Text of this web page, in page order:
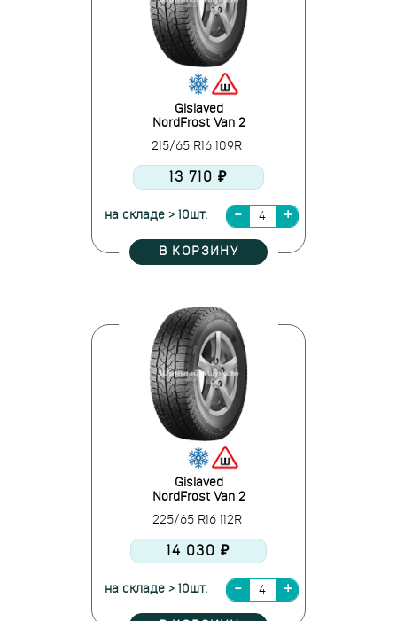
Gislaved
NordFrost Van 2
215/65 R16 109R
13 710 ₽
на складе > 10шт.
В КОРЗИНУ
Gislaved
NordFrost Van 2
225/65 R16 112R
14 030 ₽
на складе > 10шт.